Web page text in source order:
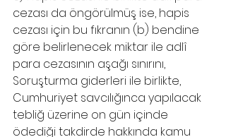
cezası da öngörülmüş ise, hapis
cezası için bu fıkranın (b) bendine
göre belirlenecek miktar ile adlî
para cezasının aşağı sınırını,
Soruşturma giderleri ile birlikte,
Cumhuriyet savcılığınca yapılacak
tebliğ üzerine on gün içinde
ödediği takdirde hakkında kamu